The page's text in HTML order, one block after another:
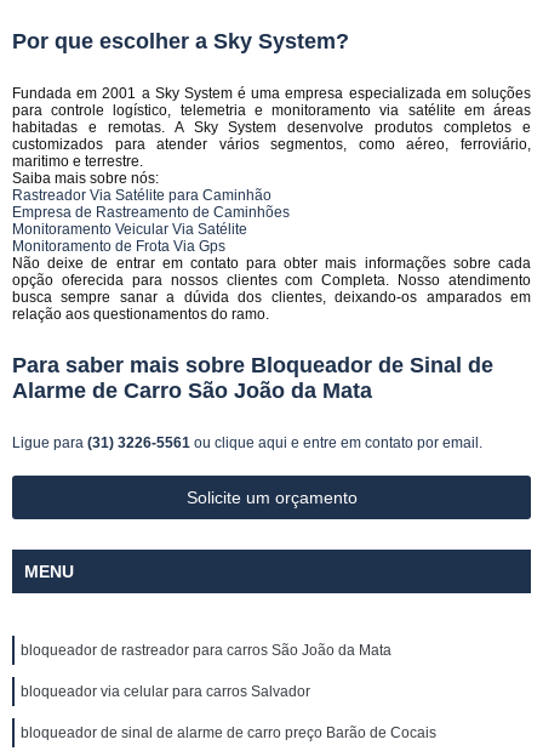
Por que escolher a Sky System?
Fundada em 2001 a Sky System é uma empresa especializada em soluções
para controle logístico, telemetria e monitoramento via satélite em áreas
habitadas e remotas. A Sky System desenvolve produtos completos e
customizados para atender vários segmentos, como aéreo, ferroviário,
maritimo e terrestre.
Saiba mais sobre nós:
Rastreador Via Satélite para Caminhão
Empresa de Rastreamento de Caminhões
Monitoramento Veicular Via Satélite
Monitoramento de Frota Via Gps
Não deixe de entrar em contato para obter mais informações sobre cada
opção oferecida para nossos clientes com Completa. Nosso atendimento
busca sempre sanar a dúvida dos clientes, deixando-os amparados em
relação aos questionamentos do ramo.
Para saber mais sobre Bloqueador de Sinal de
Alarme de Carro São João da Mata
Ligue para (31) 3226-5561 ou clique aqui e entre em contato por email.
Solicite um orçamento
MENU
bloqueador de rastreador para carros São João da Mata
bloqueador via celular para carros Salvador
bloqueador de sinal de alarme de carro preço Barão de Cocais